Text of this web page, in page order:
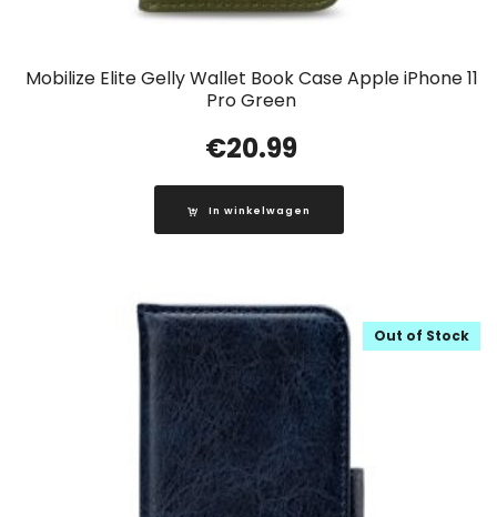
Mobilize Elite Gelly Wallet Book Case Apple iPhone 11
Pro Green
€20.99
In winkelwagen
Out of Stock